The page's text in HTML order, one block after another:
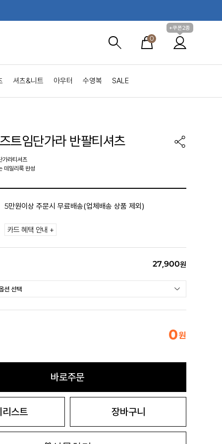
0
+쿠폰2종
셔츠&니트 아우터 수영복 SALE
트임단가라 반팔티셔츠
가라티셔츠
데일리룩 완성
5만원이상 주문시 무료배송(업체배송 상품 제외)
카드 혜택 안내 +
27,900원
0원
바로주문
리스트 장바구니